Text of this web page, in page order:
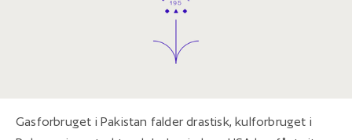
Gasforbruget i Pakistan falder drastisk, kulforbruget i